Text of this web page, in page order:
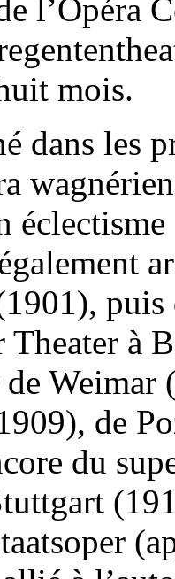
l’Opéra
mois.
dans les
à
Weimar
de
du